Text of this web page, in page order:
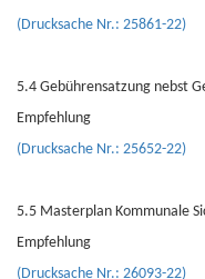
(Drucksache Nr.: 25861-22)
5.4 Gebührensatzung nebst
Empfehlung
(Drucksache Nr.: 25652-22)
5.5 Masterplan Kommunale
Empfehlung
(Drucksache Nr.: 26093-22)